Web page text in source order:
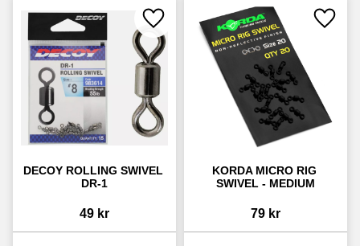
DECOY ROLLING SWIVEL
DR-1
49 kr
Lägg till i favoriter
KORDA MICRO RIG
SWIVEL - MEDIUM
79 kr
Lägg